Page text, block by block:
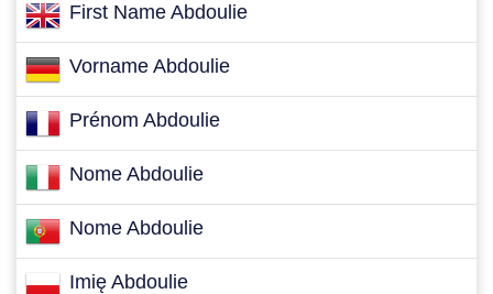
First Name Abdoulie
Vorname Abdoulie
Prénom Abdoulie
Nome Abdoulie
Nome Abdoulie
Imię Abdoulie